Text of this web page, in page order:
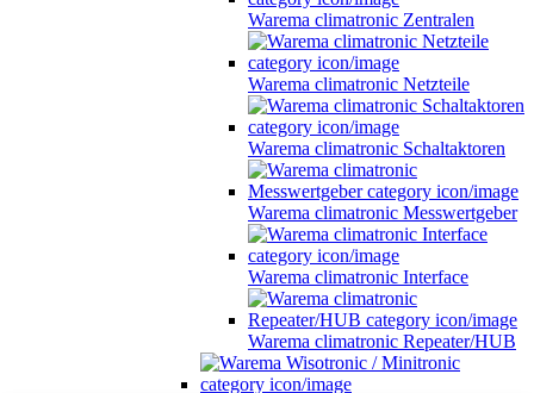
Warema climatronic Zentralen
Warema climatronic Netzteile
Warema climatronic Schaltaktoren
Warema climatronic Messwertgeber
Warema climatronic Interface
Warema climatronic Repeater/HUB